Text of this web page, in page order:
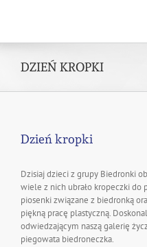
DZIEŃ KROPKI
Dzień kropki
Dzisiaj dzieci z grupy Biedronki
wiele z nich ubrało kropeczki do
piosenki związane z biedronką
piękną pracę plastyczną.
odwiedzającym naszą galerię
piegowata biedroneczka.